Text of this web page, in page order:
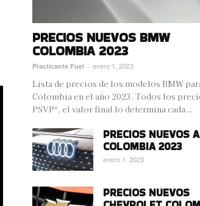
PRECIOS NUEVOS BMW
COLOMBIA 2023
Practicante Fuel - enero 1, 2023
Lista de precios de los modelos BMW
Colombia en el año 2023. Todos los
PSVP*, el valor final lo determina cada...
PRECIOS NUEVOS
COLOMBIA 2023
enero 1, 2023
PRECIOS NUEVOS